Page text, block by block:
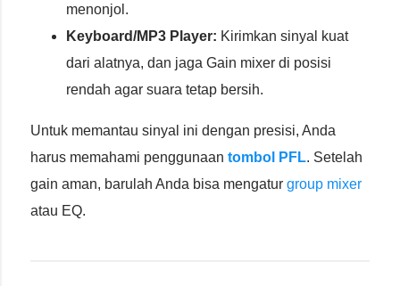
menonjol.
Keyboard/MP3 Player: Kirimkan sinyal kuat
dari alatnya, dan jaga Gain mixer di posisi
rendah agar suara tetap bersih.
Untuk memantau sinyal ini dengan presisi, Anda
harus memahami penggunaan tombol PFL. Setelah
gain aman, barulah Anda bisa mengatur group mixer
atau EQ.